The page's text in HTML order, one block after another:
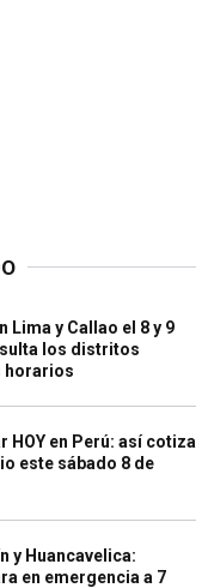
Lima y Callao el 8 y 9
los distritos
horarios
HOY en Perú: así cotiza
este sábado 8 de
y Huancavelica:
en emergencia a 7